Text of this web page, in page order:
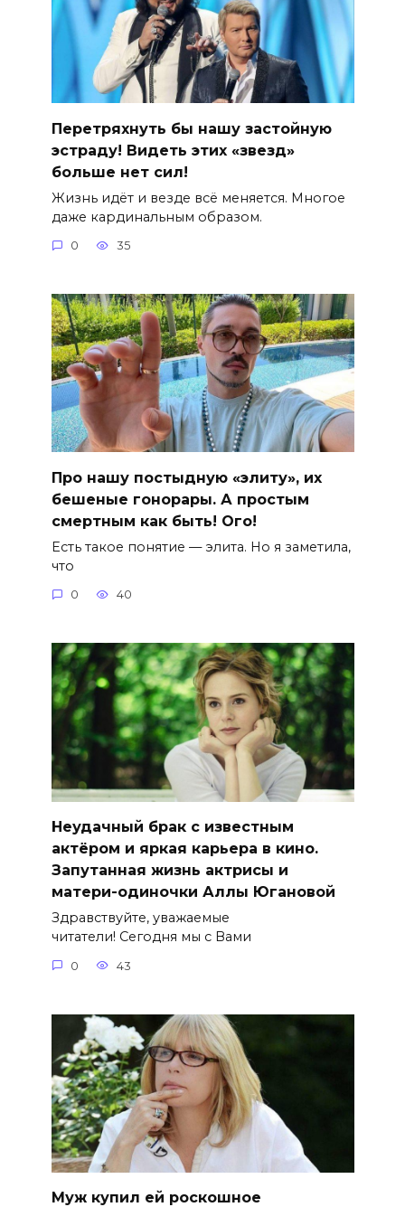
Перетряхнуть бы нашу застойную
эстраду! Видеть этих «звезд»
больше нет сил!
Жизнь идёт и везде всё меняется. Многое
даже кардинальным образом.
0 35
Про нашу постыдную «элиту», их
бешеные гонорары. А простым
смертным как быть! Ого!
Есть такое понятие — элита. Но я заметила,
что
0 40
Неудачный брак с известным
актёром и яркая карьера в кино.
Запутанная жизнь актрисы и
матери-одиночки Аллы Югановой
Здравствуйте, уважаемые
читатели! Сегодня мы с Вами
0 43
Муж купил ей роскошное